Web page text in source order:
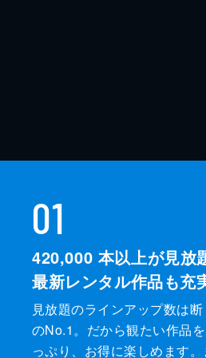
01
420,000 本以上が見放
最新レンタル作品も充
見放題のラインアップ数は
のNo.1。だから観たい作品
っぷり、お得に楽しめます。